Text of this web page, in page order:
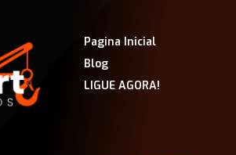
Pagina Inicial
Blog
LIGUE AGORA!